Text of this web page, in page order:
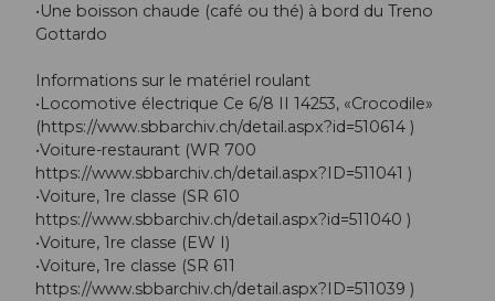
•Une boisson chaude (café ou thé) à bord du Treno
Gottardo
Informations sur le matériel roulant
•Locomotive électrique Ce 6/8 II 14253, «Crocodile»
(https://www.sbbarchiv.ch/detail.aspx?id=510614 )
•Voiture-restaurant (WR 700
https://www.sbbarchiv.ch/detail.aspx?ID=511041 )
•Voiture, 1re classe (SR 610
https://www.sbbarchiv.ch/detail.aspx?id=511040 )
•Voiture, 1re classe (EW I)
•Voiture, 1re classe (SR 611
https://www.sbbarchiv.ch/detail.aspx?ID=511039 )